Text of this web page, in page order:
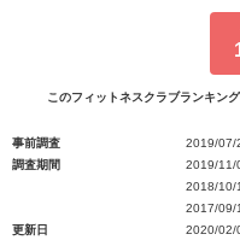
このフィットネスクラブランキン
事前調査
2019/07/
調査期間
2019/11/
2018/10/
2017/09/
更新日
2020/02/